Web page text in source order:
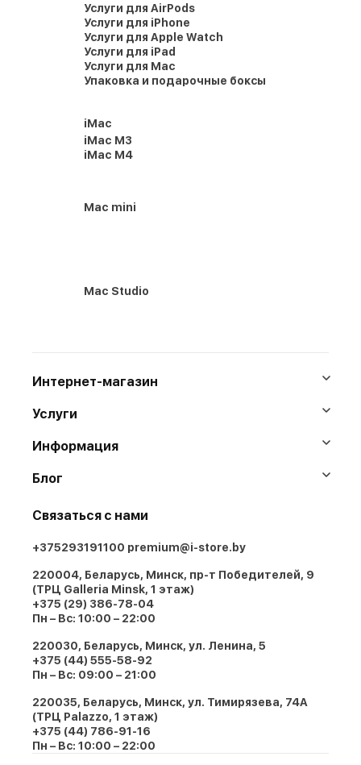
Услуги для AirPods
Услуги для iPhone
Услуги для Apple Watch
Услуги для iPad
Услуги для Mac
Упаковка и подарочные боксы
iMac
iMac M3
iMac M4
Mac mini
Mac Studio
Интернет-магазин
Услуги
Информация
Блог
Связаться с нами
+375293191100 premium@i-store.by
220004, Беларусь, Минск, пр-т Победителей, 9
(ТРЦ Galleria Minsk, 1 этаж)
+375 (29) 386-78-04
Пн – Вс: 10:00 – 22:00
220030, Беларусь, Минск, ул. Ленина, 5
+375 (44) 555-58-92
Пн – Вс: 09:00 – 21:00
220035, Беларусь, Минск, ул. Тимирязева, 74A
(ТРЦ Palazzo, 1 этаж)
+375 (44) 786-91-16
Пн – Вс: 10:00 – 22:00